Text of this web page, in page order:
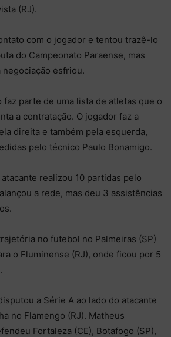
(RJ).
com o jogador e tentou trazê-lo
do Campeonato Paraense, mas
esfriou.
faz parte de uma lista de atletas que o
a contratação. O jogador faz a
direita e também pela esquerda,
pelo técnico Paulo Bonamigo.
realizou 10 partidas pelo
a rede, mas deu 3 assistências
no futebol no Palmeiras (SP)
o Fluminense (RJ), onde ficou por 5
a Série A ao lado do atacante
no Flamengo (RJ). Matheus
Fortaleza (CE), Botafogo (SP),